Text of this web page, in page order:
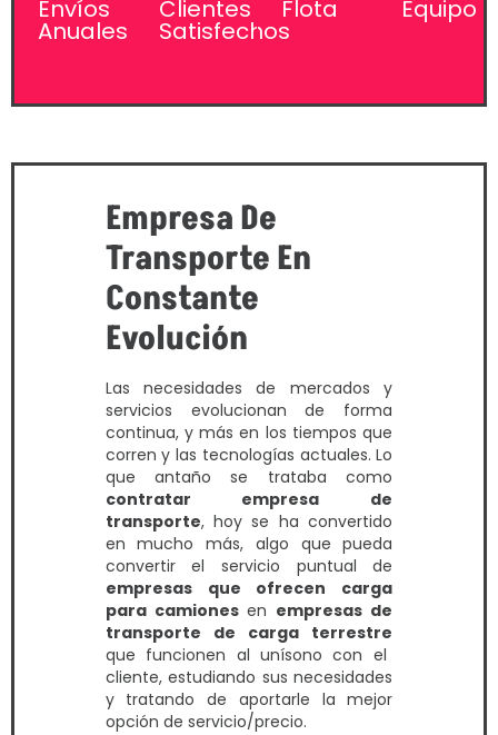
Envíos
Anuales
Clientes
Satisfechos
Flota Equipo
Empresa De
Transporte En
Constante
Evolución
Las necesidades de mercados y
servicios evolucionan de forma
continua, y más en los tiempos que
corren y las tecnologías actuales. Lo
que antaño se trataba como
contratar empresa de
transporte, hoy se ha convertido
en mucho más, algo que pueda
convertir el servicio puntual de
empresas que ofrecen carga
para camionesen empresas de
transporte de carga terrestre
que funcionen al unísono con el
cliente, estudiando sus necesidades
y tratando de aportarle la mejor
opción de servicio/precio.